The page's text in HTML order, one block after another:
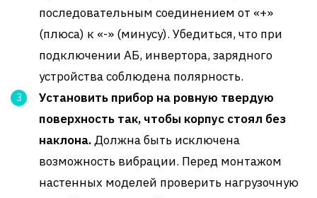
последовательным соединением от «+»
(плюса) к «-» (минусу). Убедиться, что при
подключении АБ, инвертора, зарядного
устройства соблюдена полярность.
Установить прибор на ровную твердую
поверхность так, чтобы корпус стоял без
наклона.Должна быть исключена
возможность вибрации. Перед монтажом
настенных моделей проверить нагрузочную